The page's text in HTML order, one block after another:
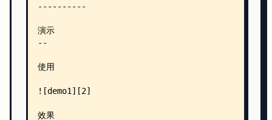
    │   │           ├── atelier-forest-light.css
    │   │           ├── atelier-heath-light.css
│   │           ├── atelier-lakeside-
    │   │           ├── atelier-plateau-dark.css
    │   │           ├── atelier-savanna-dark.css
    │   │           ├── atelier-seaside-dark.css